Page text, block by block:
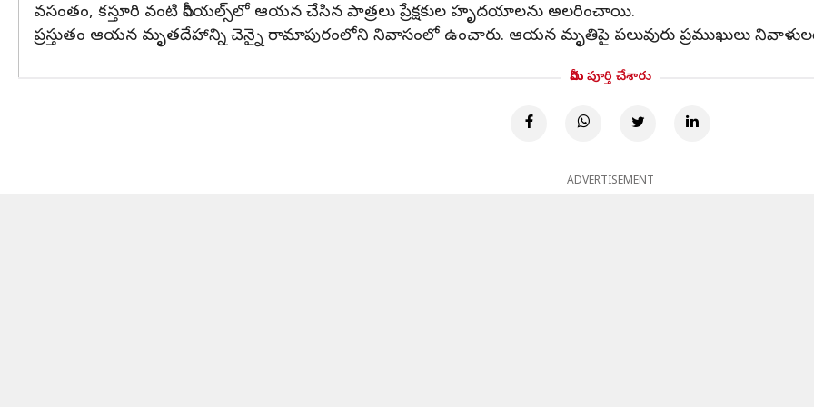
వసంతం, కస్తూరి వంటి సీరియల్స్‌లో ఆయన చేసిన పాత్రలు ప్రేక్షకుల హృదయాలను అలరించాయి.
ప్రస్తుతం ఆయన మృతదేహాన్ని చెన్నై రామాపురంలోని నివాసంలో ఉంచారు. ఆయన మృతిపై పలువురు ప్రముఖులు
మీరు పూర్తి చేశారు
ADVERTISEMENT